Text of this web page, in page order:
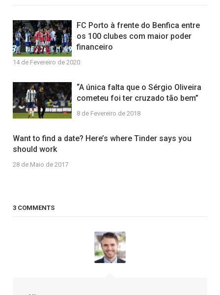
FC Porto à frente do Benfica entre
os 100 clubes com maior poder
financeiro
14 de Fevereiro de 2020
“A única falta que o Sérgio Oliveira
cometeu foi ter cruzado tão bem”
8 de Fevereiro de 2018
Want to find a date? Here’s where Tinder says you
should work
28 de Maio de 2017
3 COMMENTS